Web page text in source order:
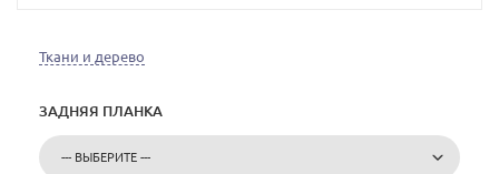
Ткани и дерево
ЗАДНЯЯ ПЛАНКА